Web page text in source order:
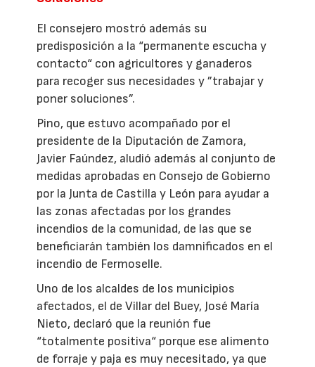
El consejero mostró además su
predisposición a la “permanente escucha y
contacto“ con agricultores y ganaderos
para recoger sus necesidades y ”trabajar y
poner soluciones”.
Pino, que estuvo acompañado por el
presidente de la Diputación de Zamora,
Javier Faúndez, aludió además al conjunto de
medidas aprobadas en Consejo de Gobierno
por la Junta de Castilla y León para ayudar a
las zonas afectadas por los grandes
incendios de la comunidad, de las que se
beneficiarán también los damnificados en el
incendio de Fermoselle.
Uno de los alcaldes de los municipios
afectados, el de Villar del Buey, José María
Nieto, declaró que la reunión fue
“totalmente positiva“ porque ese alimento
de forraje y paja es muy necesitado, ya que